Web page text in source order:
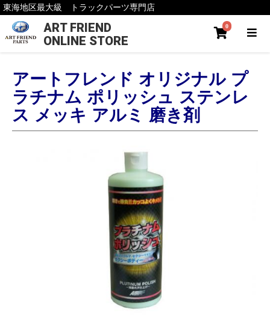
東海地区最大級 トラックパーツ専門店
ART FRIEND
ONLINE STORE
0
アートフレンド オリジナル プ
ラチナム ポリッシュ ステンレ
ス メッキ アルミ 磨き剤